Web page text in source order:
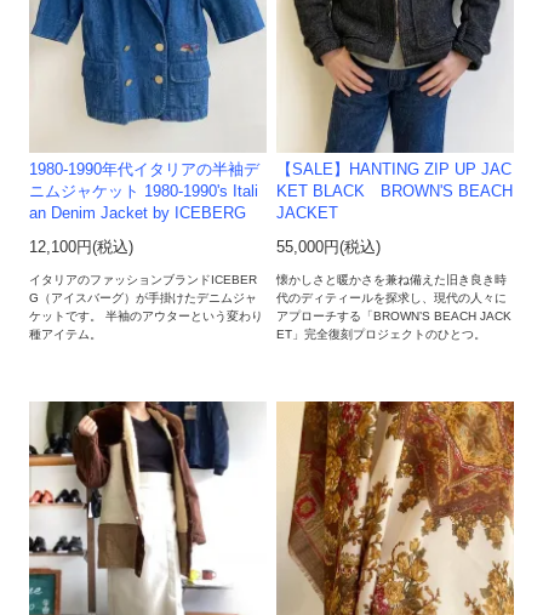
1980-1990年代イタリアの半袖デ
ニムジャケット 1980-1990's Itali
an Denim Jacket by ICEBERG
12,100円(税込)
イタリアのファッションブランドICEBER
G（アイスバーグ）が手掛けたデニムジャ
ケットです。 半袖のアウターという変わり
種アイテム。
【SALE】HANTING ZIP UP JAC
KET BLACK BROWN'S BEACH
JACKET
55,000円(税込)
懐かしさと暖かさを兼ね備えた旧き良き時
代のディティールを探求し、現代の人々に
アプローチする「BROWN’S BEACH JACK
ET」完全復刻プロジェクトのひとつ。